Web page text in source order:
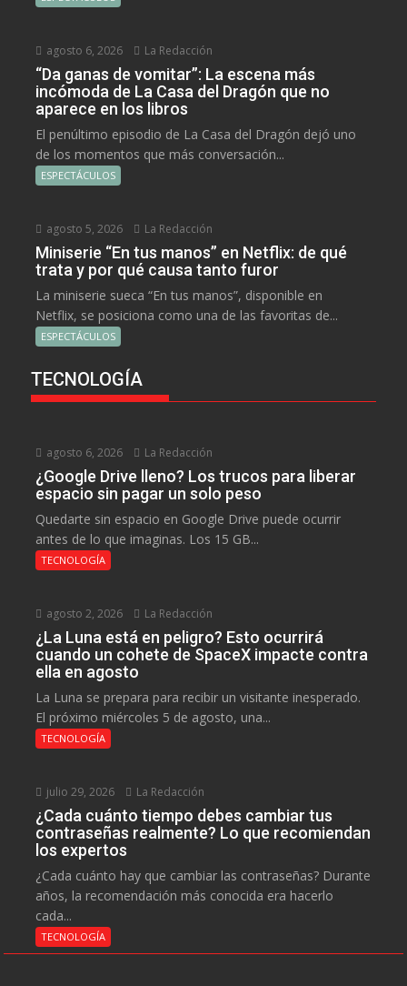
agosto 6, 2026 La Redacción
“Da ganas de vomitar”: La escena más
incómoda de La Casa del Dragón que no
aparece en los libros
El penúltimo episodio de La Casa del Dragón dejó uno
de los momentos que más conversación...
ESPECTÁCULOS
agosto 5, 2026 La Redacción
Miniserie “En tus manos” en Netflix: de qué
trata y por qué causa tanto furor
La miniserie sueca “En tus manos”, disponible en
Netflix, se posiciona como una de las favoritas de...
ESPECTÁCULOS
TECNOLOGÍA
agosto 6, 2026 La Redacción
¿Google Drive lleno? Los trucos para liberar
espacio sin pagar un solo peso
Quedarte sin espacio en Google Drive puede ocurrir
antes de lo que imaginas. Los 15 GB...
TECNOLOGÍA
agosto 2, 2026 La Redacción
¿La Luna está en peligro? Esto ocurrirá
cuando un cohete de SpaceX impacte contra
ella en agosto
La Luna se prepara para recibir un visitante inesperado.
El próximo miércoles 5 de agosto, una...
TECNOLOGÍA
julio 29, 2026 La Redacción
¿Cada cuánto tiempo debes cambiar tus
contraseñas realmente? Lo que recomiendan
los expertos
¿Cada cuánto hay que cambiar las contraseñas? Durante
años, la recomendación más conocida era hacerlo
cada...
TECNOLOGÍA